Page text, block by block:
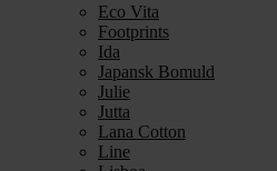
Eco Vita
Footprints
Ida
Japansk Bomuld
Julie
Jutta
Lana Cotton
Line